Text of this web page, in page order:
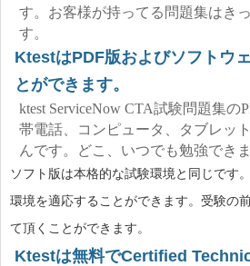
す。お客様が持ってる問題集はき
す。
KtestはPDF版およびソフトウ
とができます。
ktest ServiceNow CTA試験問題集の
帯電話、コンピュータ、タブレッ
んです。どこ、いつでも勉強できま
ソフト版は本格的な試験環境と同じです
環境を適応することができます。受験の
て頂くことができます。
Ktestは無料でCertified